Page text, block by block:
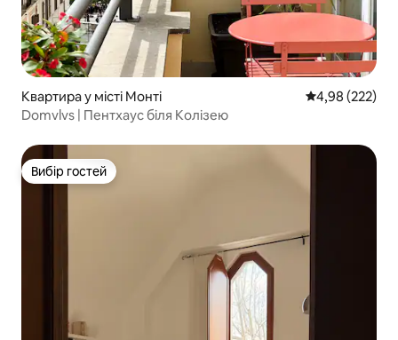
Квартира у місті Монті Середня
4,98 (222)
Domvlvs | Пентхаус біля Колізею
Вибір гостей
Вибір гостей